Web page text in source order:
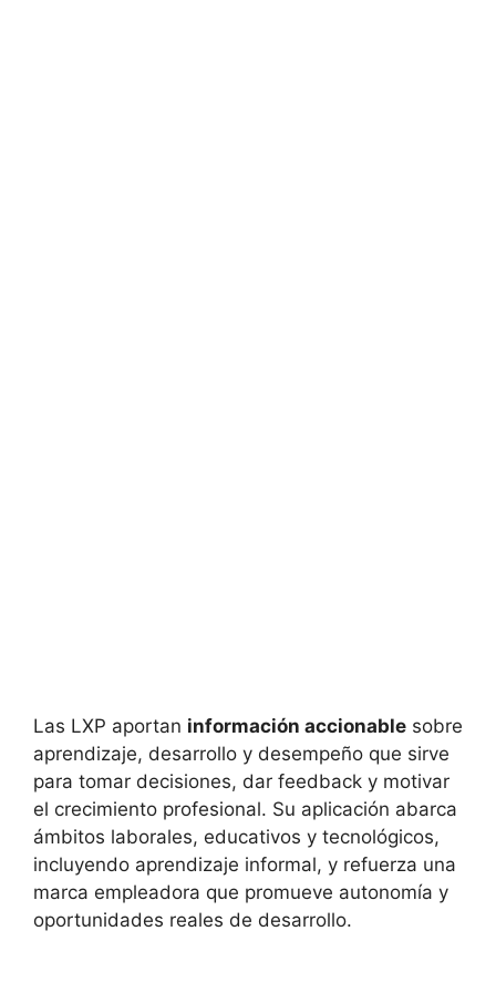
Las LXP aportan información accionable sobre
aprendizaje, desarrollo y desempeño que sirve
para tomar decisiones, dar feedback y motivar
el crecimiento profesional. Su aplicación abarca
ámbitos laborales, educativos y tecnológicos,
incluyendo aprendizaje informal, y refuerza una
marca empleadora que promueve autonomía y
oportunidades reales de desarrollo.